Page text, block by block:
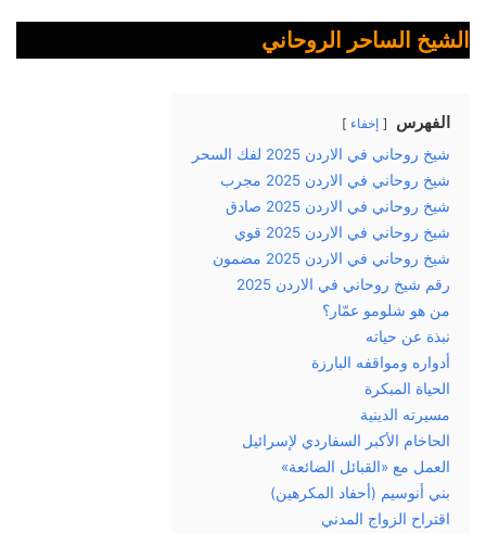
الشيخ الساحر الروحاني
الفهرس إخفاء
شيخ روحاني في الاردن 2025 لفك السحر
شيخ روحاني في الاردن 2025 مجرب
شيخ روحاني في الاردن 2025 صادق
شيخ روحاني في الاردن 2025 قوي
شيخ روحاني في الاردن 2025 مضمون
رقم شيخ روحاني في الاردن 2025
من هو شلومو عمّار؟
نبذة عن حياته
أدواره ومواقفه البارزة
الحياة المبكرة
مسيرته الدينية
الحاخام الأكبر السفاردي لإسرائيل
العمل مع «القبائل الضائعة»
بني أنوسيم (أحفاد المكرهين)
اقتراح الزواج المدني